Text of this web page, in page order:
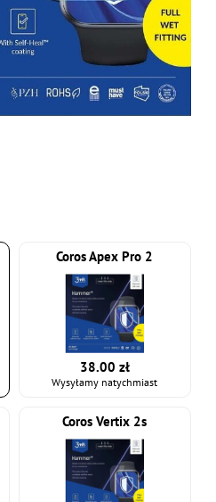
Coros Apex Pro 2
38.00 zł
Wysyłamy natychmiast
Coros Vertix 2s